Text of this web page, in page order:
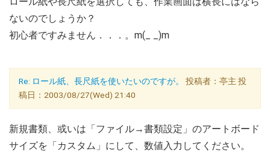
ないのでしょうか？
初心者ですみません．．．。m(_ _)m
Re: ロール紙、長尺紙を使いたいのですが。
投稿者：亭主 投
稿日：2003/08/27(Wed) 21:40
新規書類、或いは「ファイル→書類設定」のアートボード
サイズを「カスタム」にして、数値入力してください。